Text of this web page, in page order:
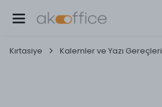
Kırtasiye Kalemler ve Yazı Gereçleri